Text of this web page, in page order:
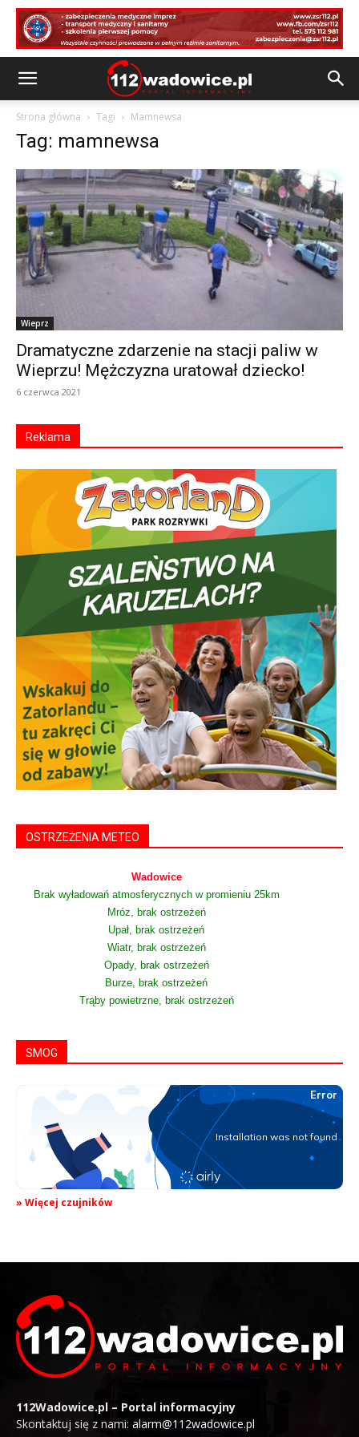
Strona główna Tagi Mamnewsa
Tag: mamnewsa
Wieprz
Dramatyczne zdarzenie na stacji paliw w
Wieprzu! Mężczyzna uratował dziecko!
6 czerwca 2021
Reklama
OSTRZEŻENIA METEO
Wadowice
Brak wyładowań atmosferycznych w promieniu 25km
Mróz, brak ostrzeżeń
Upał, brak ostrzeżeń
Wiatr, brak ostrzeżeń
Opady, brak ostrzeżeń
Burze, brak ostrzeżeń
Trąby powietrzne, brak ostrzeżeń
SMOG
» Więcej czujników
112Wadowice.pl – Portal informacyjny
Skontaktuj się z nami: alarm@112wadowice.pl